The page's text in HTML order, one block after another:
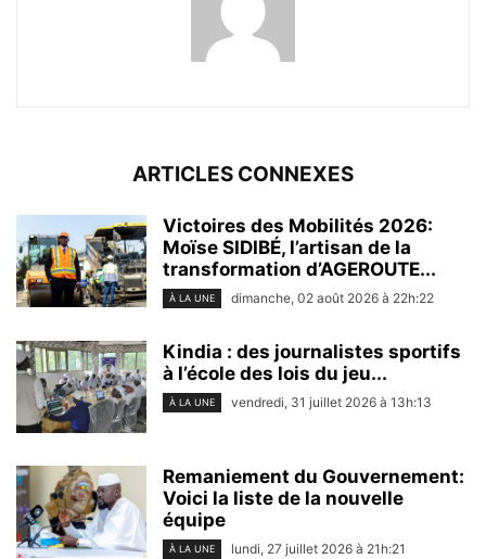
ARTICLES CONNEXES
Victoires des Mobilités 2026:
Moïse SIDIBÉ, l’artisan de la
transformation d’AGEROUTE...
À LA UNE dimanche, 02 août 2026 à 22h:22
Kindia : des journalistes sportifs
à l’école des lois du jeu...
À LA UNE vendredi, 31 juillet 2026 à 13h:13
Remaniement du Gouvernement:
Voici la liste de la nouvelle
équipe
À LA UNE lundi, 27 juillet 2026 à 21h:21